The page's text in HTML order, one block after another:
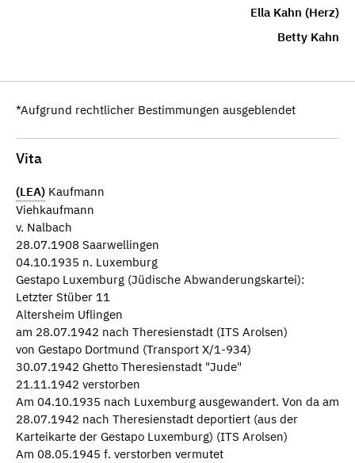
Ella Kahn (Herz)
Betty Kahn
*Aufgrund rechtlicher Bestimmungen ausgeblendet
Vita
(LEA) Kaufmann
Viehkaufmann
v. Nalbach
28.07.1908 Saarwellingen
04.10.1935 n. Luxemburg
Gestapo Luxemburg (Jüdische Abwanderungskartei):
Letzter Stüber 11
Altersheim Uflingen
am 28.07.1942 nach Theresienstadt (ITS Arolsen)
von Gestapo Dortmund (Transport X/1-934)
30.07.1942 Ghetto Theresienstadt "Jude"
21.11.1942 verstorben
Am 04.10.1935 nach Luxemburg ausgewandert. Von da am
28.07.1942 nach Theresienstadt deportiert (aus der
Karteikarte der Gestapo Luxemburg) (ITS Arolsen)
Am 08.05.1945 f. verstorben vermutet